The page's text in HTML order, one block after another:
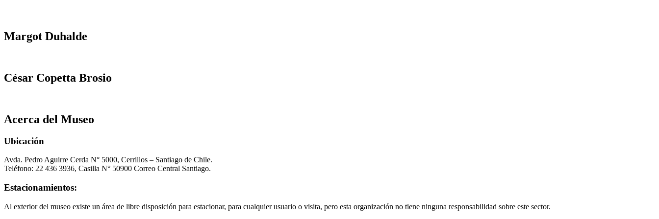
Margot Duhalde
César Copetta Brosio
Acerca del Museo
Ubicación
Avda. Pedro Aguirre Cerda N° 5000, Cerrillos – Santiago de Chile.
Teléfono: 22 436 3936, Casilla N° 50900 Correo Central Santiago.
Estacionamientos:
Al exterior del museo existe un área de libre disposición para estacionar, para cualquier usuario o visita, pero esta organización no tiene ninguna responsabilidad sobre este sector.